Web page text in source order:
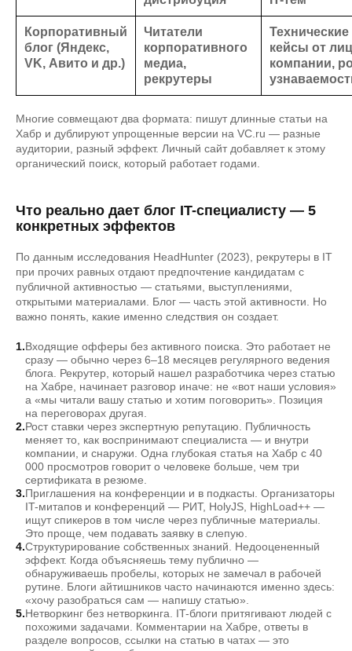
Корпоративный
блог (Яндекс,
VK, Авито и др.)
Читатели
корпоративного
медиа,
рекрутеры
Технические
кейсы от
компании,
Многие совмещают два формата: пишут длинные статьи на
Хабр и дублируют упрощенные версии на VC.ru — разные
аудитории, разный эффект. Личный сайт добавляет к этому
органический поиск, который работает годами.
Что реально дает блог IT-специалисту — 5
конкретных эффектов
По данным исследования HeadHunter (2023), рекрутеры в IT
при прочих равных отдают предпочтение кандидатам с
публичной активностью — статьями, выступлениями,
открытыми материалами. Блог — часть этой активности. Но
важно понять, какие именно следствия он создает.
Входящие офферы без активного поиска. Это работает не
сразу — обычно через 6–18 месяцев регулярного ведения
блога. Рекрутер, который нашел разработчика через статью
на Хабре, начинает разговор иначе: не «вот наши условия»
а «мы читали вашу статью и хотим поговорить». Позиция
на переговорах другая.
Рост ставки через экспертную репутацию. Публичность
меняет то, как воспринимают специалиста — и внутри
компании, и снаружи. Одна глубокая статья на Хабр с 40
000 просмотров говорит о человеке больше, чем три
сертификата в резюме.
Приглашения на конференции и в подкасты. Организаторы
IT-митапов и конференций — РИТ, HolyJS, HighLoad++ —
ищут спикеров в том числе через публичные материалы.
Это проще, чем подавать заявку в слепую.
Структурирование собственных знаний. Недооцененный
эффект. Когда объясняешь тему публично —
обнаруживаешь пробелы, которых не замечал в рабочей
рутине. Блоги айтишников часто начинаются именно здесь:
«хочу разобраться сам — напишу статью».
Нетворкинг без нетворкинга. IT-блоги притягивают людей с
похожими задачами. Комментарии на Хабре, ответы в
разделе вопросов, ссылки на статью в чатах — это